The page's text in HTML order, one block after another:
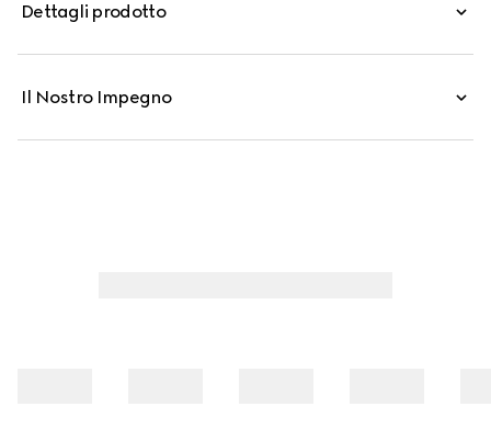
unica di alluminio nero e GG Supreme nella variante
Dettagli prodotto
Il Nostro Impegno